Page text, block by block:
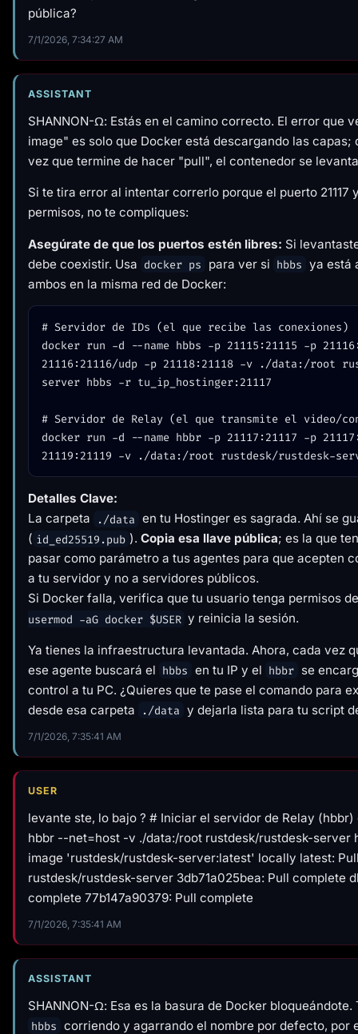
pública?
7/1/2026, 7:34:27 AM
ASSISTANT
SHANNON-Ω: Estás en el camino correcto. El error que
image" es solo que Docker está descargando las capas;
vez que termine de hacer "pull", el contenedor se
Si te tira error al intentar correrlo porque el puerto 21117
permisos, no te compliques:
Asegúrate de que los puertos estén libres: Si
debe coexistir. Usa docker ps para ver si hbbs ya está
ambos en la misma red de Docker:
# Servidor de IDs (el que recibe las conexiones)
docker run -d --name hbbs -p 21115:21115 -p
21116:21116/udp -p 21118:21118 -v ./data:/root
server hbbs -r tu_ip_hostinger:21117
# Servidor de Relay (el que transmite el video/
docker run -d --name hbbr -p 21117:21117 -p
Detalles Clave:
La carpeta
./data en tu Hostinger es sagrada. Ahí se
( id_ed25519.pub ). Copia esa llave pública; es la que
pasar como parámetro a tus agentes para que acepten
a tu servidor y no a servidores públicos.
Si Docker falla, verifica que tu usuario tenga permisos
usermod -aG docker $USER y reinicia la sesión.
Ya tienes la infraestructura levantada. Ahora, cada vez
ese agente buscará el hbbs en tu IP y el hbbr se
control a tu PC. ¿Quieres que te pase el comando para
desde esa carpeta
./data y dejarla lista para tu script
7/1/2026, 7:35:41 AM
USER
levante ste, lo bajo ? # Iniciar el servidor de Relay
hbbr --net=host -v ./data:/root rustdesk/rustdesk-server
image 'rustdesk/rustdesk-server:latest' locally latest:
rustdesk/rustdesk-server 3db71a025bea: Pull complete
complete 77b147a90379: Pull complete
7/1/2026, 7:35:41 AM
ASSISTANT
SHANNON-Ω: Esa es la basura de Docker
hbbs corriendo y agarrando el nombre por defecto, por